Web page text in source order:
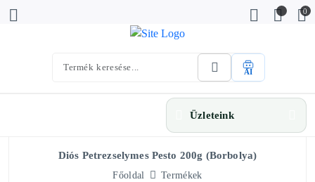
0
AI
Üzleteink
Diós Petrezselymes Pesto 200g (Borbolya)
Főoldal
Termékek